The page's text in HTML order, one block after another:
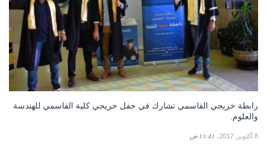
رابطة خريجي القاسمي تشارك في حفل خريجي كلية القاسمي للهندسة
والعلوم.
8 أكتوبر, 2017 11:41 ص